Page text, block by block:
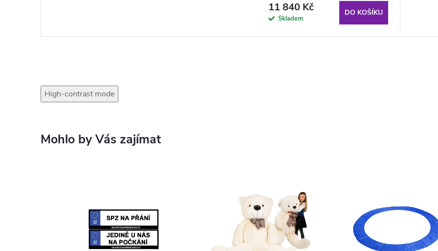
11 840 Kč
Skladem
DO KOŠÍKU
High-contrast mode